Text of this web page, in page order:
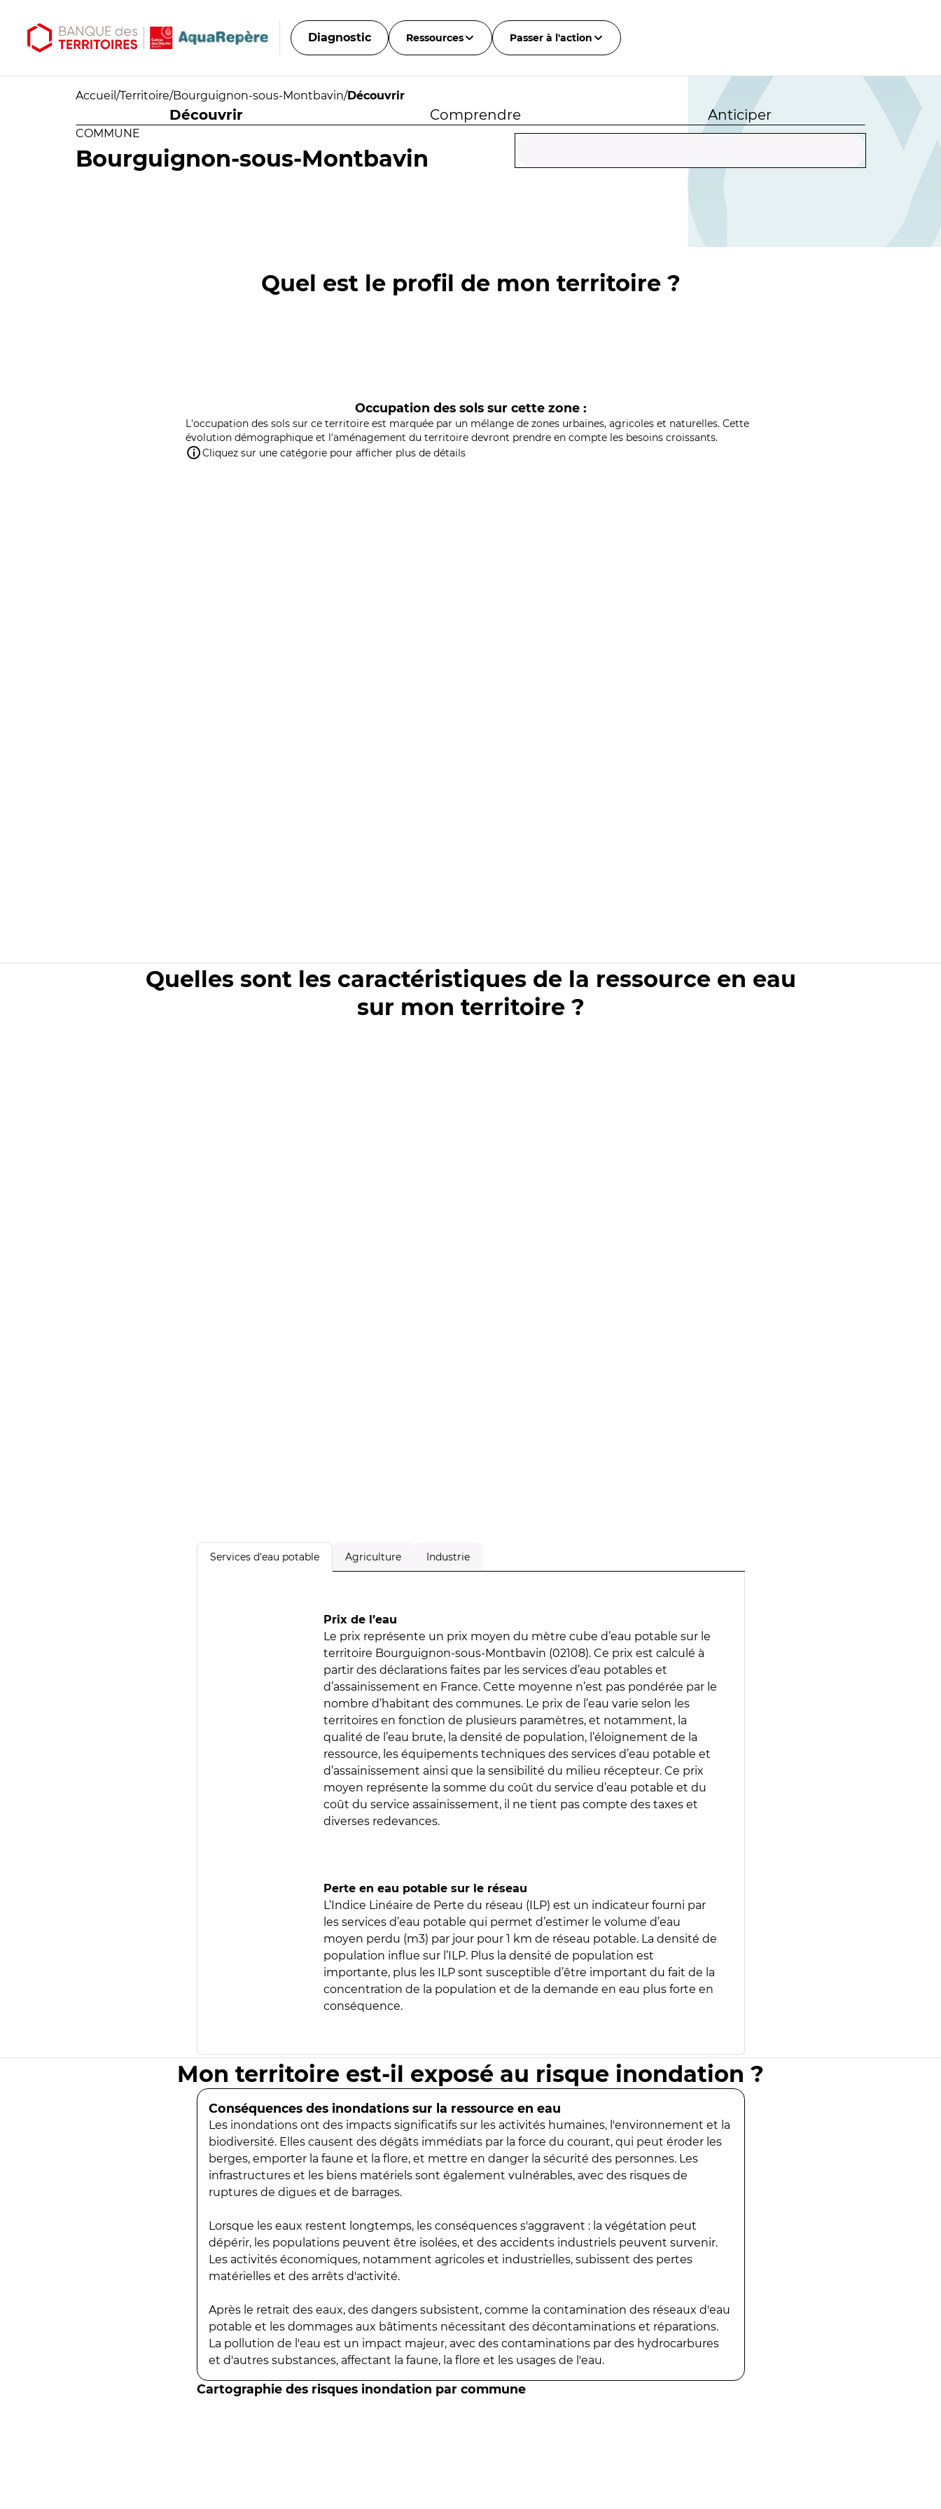
Diagnostic Ressources Passer à l'action
Accueil /Territoire/Bourguignon-sous-Montbavin/Découvrir
Découvrir Comprendre Anticiper
COMMUNE
Bourguignon-sous-Montbavin
Quel est le profil de mon territoire ?
Occupation des sols sur cette zone :
L'occupation des sols sur ce territoire est marquée par un mélange de zones urbaines, agricoles et naturelles. Cette
évolution démographique et l'aménagement du territoire devront prendre en compte les besoins croissants.
Cliquez sur une catégorie pour afficher plus de détails
Quelles sont les caractéristiques de la ressource en eau
sur mon territoire ?
Services d'eau potable Agriculture Industrie
Prix de l’eau
Le prix représente un prix moyen du mètre cube d’eau potable sur le
territoire Bourguignon-sous-Montbavin (02108). Ce prix est calculé à
partir des déclarations faites par les services d’eau potables et
d’assainissement en France. Cette moyenne n’est pas pondérée par le
nombre d’habitant des communes. Le prix de l’eau varie selon les
territoires en fonction de plusieurs paramètres, et notamment, la
qualité de l’eau brute, la densité de population, l’éloignement de la
ressource, les équipements techniques des services d’eau potable et
d’assainissement ainsi que la sensibilité du milieu récepteur. Ce prix
moyen représente la somme du coût du service d’eau potable et du
coût du service assainissement, il ne tient pas compte des taxes et
diverses redevances.
Perte en eau potable sur le réseau
L’Indice Linéaire de Perte du réseau (ILP) est un indicateur fourni par
les services d’eau potable qui permet d’estimer le volume d’eau
moyen perdu (m3) par jour pour 1 km de réseau potable. La densité de
population influe sur l’ILP. Plus la densité de population est
importante, plus les ILP sont susceptible d’être important du fait de la
concentration de la population et de la demande en eau plus forte en
conséquence.
Mon territoire est-il exposé au risque inondation ?
Conséquences des inondations sur la ressource en eau
Les inondations ont des impacts significatifs sur les activités humaines, l'environnement et la
biodiversité. Elles causent des dégâts immédiats par la force du courant, qui peut éroder les
berges, emporter la faune et la flore, et mettre en danger la sécurité des personnes. Les
infrastructures et les biens matériels sont également vulnérables, avec des risques de
ruptures de digues et de barrages.
Lorsque les eaux restent longtemps, les conséquences s'aggravent : la végétation peut
dépérir, les populations peuvent être isolées, et des accidents industriels peuvent survenir.
Les activités économiques, notamment agricoles et industrielles, subissent des pertes
matérielles et des arrêts d'activité.
Après le retrait des eaux, des dangers subsistent, comme la contamination des réseaux d'eau
potable et les dommages aux bâtiments nécessitant des décontaminations et réparations.
La pollution de l'eau est un impact majeur, avec des contaminations par des hydrocarbures
et d'autres substances, affectant la faune, la flore et les usages de l'eau.
Cartographie des risques inondation par commune